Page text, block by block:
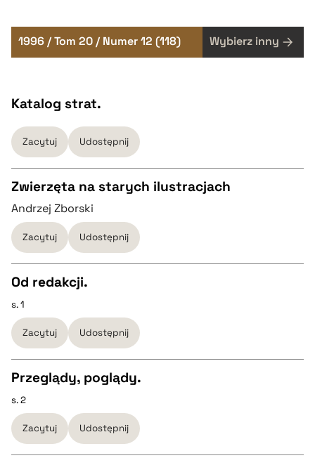
1996 / Tom 20 / Numer 12 (118) Wybierz inny
Katalog strat.
Zacytuj Udostępnij
CZYSTY TEKST
pobierz cytat
BIBTEX
pobierz cytat
Zwierzęta na starych ilustracjach
Andrzej Zborski
Zacytuj Udostępnij
CZYSTY TEKST
pobierz cytat
BIBTEX
pobierz cytat
Od redakcji.
s. 1
Zacytuj Udostępnij
CZYSTY TEKST
pobierz cytat
Przeglądy, poglądy.
s. 2
Zacytuj Udostępnij